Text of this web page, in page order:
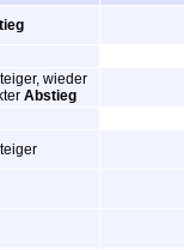
wieder
Abstieg